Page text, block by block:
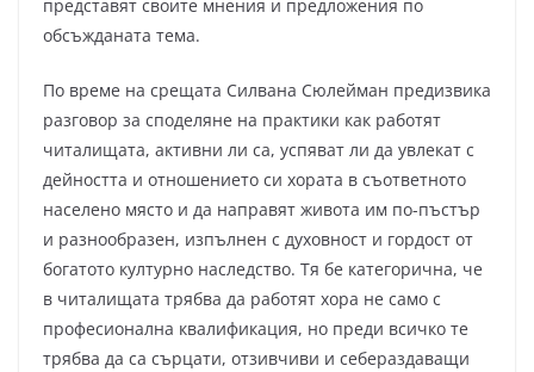
представят своите мнения и предложения по
обсъжданата тема.
По време на срещата Силвана Сюлейман предизвика
разговор за споделяне на практики как работят
читалищата, активни ли са, успяват ли да увлекат с
дейността и отношението си хората в съответното
населено място и да направят живота им по-пъстър
и разнообразен, изпълнен с духовност и гордост от
богатото културно наследство. Тя бе категорична, че
в читалищата трябва да работят хора не само с
професионална квалификация, но преди всичко те
трябва да са сърцати, отзивчиви и себераздаващи